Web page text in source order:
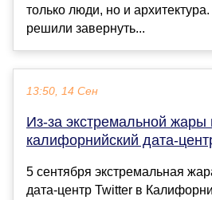
только люди, но и
решили завернуть...
13:50, 14 Сен
Из-за экстремальной
калифорнийский дата-
5 сентября экстремальная
дата-центр Twitter в